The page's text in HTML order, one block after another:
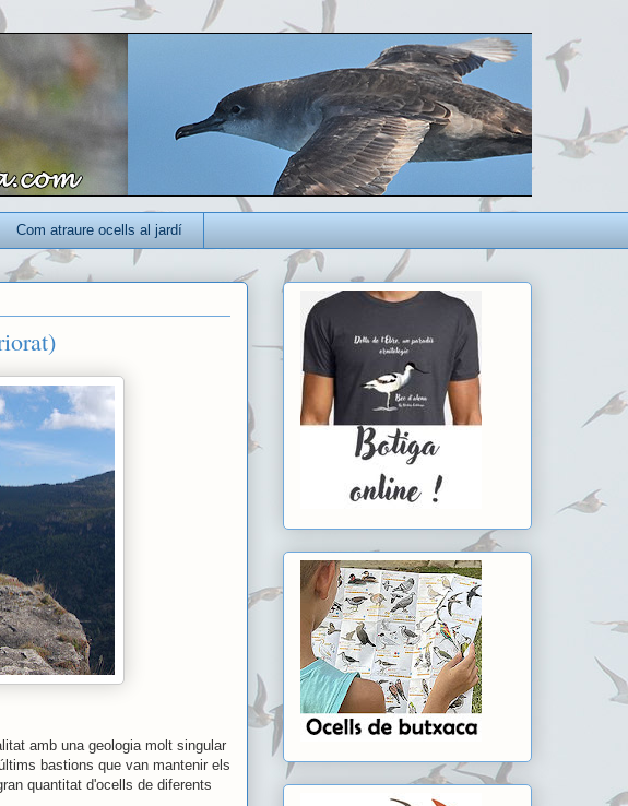
Com atraure ocells al jardí
amb una geologia molt singular
bastions que van mantenir els
quantitat d'ocells de diferents